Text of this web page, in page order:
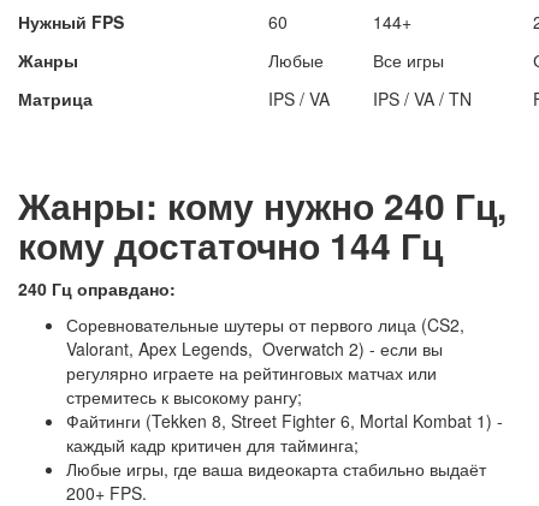
Нужный FPS
60 144+
Жанры
Любые Все игры
Матрица
IPS / VA IPS / VA / TN
Жанры: кому нужно 240 Гц,
кому достаточно 144 Гц
240 Гц оправдано:
Соревновательные шутеры от первого лица (CS2,
Valorant, Apex Legends, Overwatch 2) - если вы
регулярно играете на рейтинговых матчах или
стремитесь к высокому рангу;
Файтинги (Tekken 8, Street Fighter 6, Mortal Kombat 1) -
каждый кадр критичен для тайминга;
Любые игры, где ваша видеокарта стабильно выдаёт
200+ FPS.